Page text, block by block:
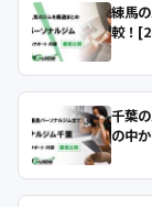
練馬
較！
千葉
の中